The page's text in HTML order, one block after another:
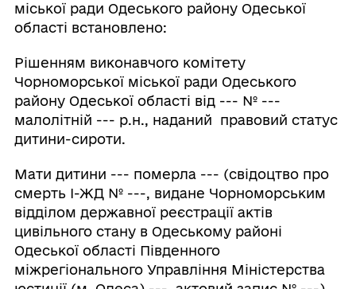
міської ради Одеського району Одеської
області встановлено:
Рішенням виконавчого комітету
Чорноморської міської ради Одеського
району Одеської області від --- № ---
малолітній --- р.н., наданий правовий статус
дитини-сироти.
Мати дитини --- померла --- (свідоцтво про
смерть І-ЖД № ---, видане Чорноморським
відділом державної реєстрації актів
цивільного стану в Одеському районі
Одеської області Південного
міжрегіонального Управління Міністерства